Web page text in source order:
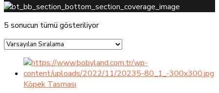
5 sonucun tümü gösteriliyor
Köpek Tasması